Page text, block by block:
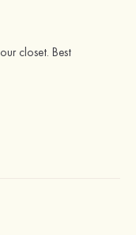
closet. Best